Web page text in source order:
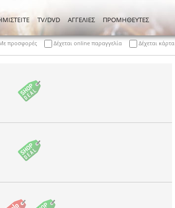
TV/DVD ΑΓΓΕΛΙΕΣ ΠΡΟΜΗΘΕΥΤΕΣ
προσφορές Δέχεται online παραγγελία Δέχεται κάρτα